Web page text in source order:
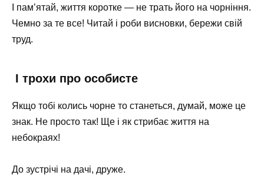
І пам’ятай, життя коротке — не трать його на чорніння.
Чемно за те все! Читай і роби висновки, бережи свій
труд.
І трохи про особисте
Якщо тобі колись чорне то станеться, думай, може це
знак. Не просто так! Ще і як стрибає життя на
небокраях!
До зустрічі на дачі, друже.